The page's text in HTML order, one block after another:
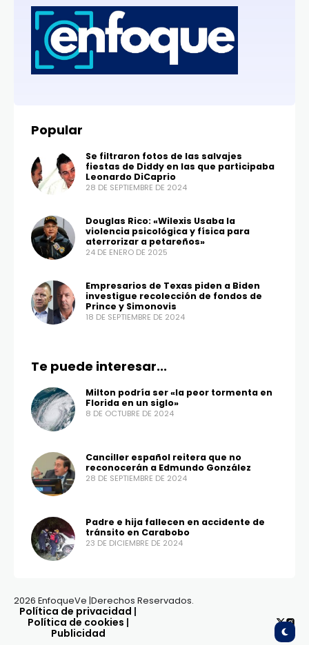
Popular
Se filtraron fotos de las salvajes
fiestas de Diddy en las que participaba
Leonardo DiCaprio
28 DE SEPTIEMBRE DE 2024
Douglas Rico: «Wilexis Usaba la
violencia psicológica y física para
aterrorizar a petareños»
24 DE ENERO DE 2025
Empresarios de Texas piden a Biden
investigue recolección de fondos de
Prince y Simonovis
18 DE SEPTIEMBRE DE 2024
Te puede interesar...
Milton podría ser «la peor tormenta en
Florida en un siglo»
8 DE OCTUBRE DE 2024
Canciller español reitera que no
reconocerán a Edmundo González
28 DE SEPTIEMBRE DE 2024
Padre e hija fallecen en accidente de
tránsito en Carabobo
23 DE DICIEMBRE DE 2024
2026 EnfoqueVe |Derechos Reservados.
Política de privacidad |
Política de cookies |
Publicidad